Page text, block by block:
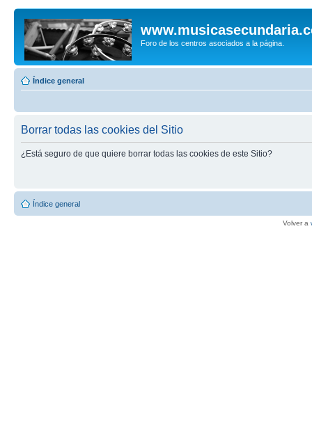
Foro de los centros asociados a la página.
Índice general
Borrar todas las cookies del Sitio
¿Está seguro de que quiere borrar todas las cookies de este Sitio?
Índice general
Volver a